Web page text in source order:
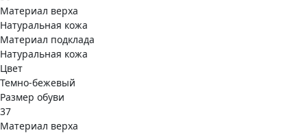
Материал верха
Натуральная кожа
Материал подклада
Натуральная кожа
Цвет
Темно-бежевый
Размер обуви
37
Материал верха